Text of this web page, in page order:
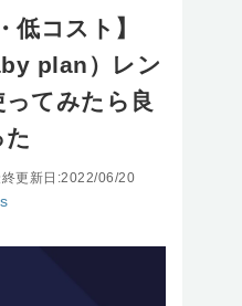
低コスト】
plan）レン
てみたら良
終更新日:2022/06/20